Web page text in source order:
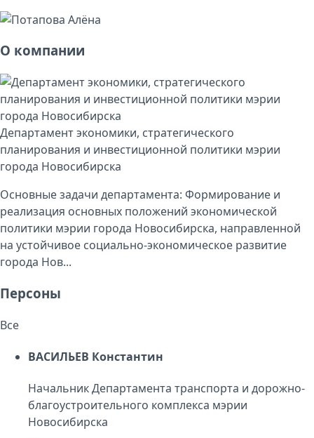
О компании
Департамент экономики, стратегического
планирования и инвестиционной политики мэрии
города Новосибирска
Основные задачи департамента: Формирование и
реализация основных положений экономической
политики мэрии города Новосибирска, направленной
на устойчивое социально-экономическое развитие
города Нов...
Персоны
Все
ВАСИЛЬЕВ Константин
Начальник Департамента транспорта и дорожно-
благоустроительного комплекса мэрии
Новосибирска